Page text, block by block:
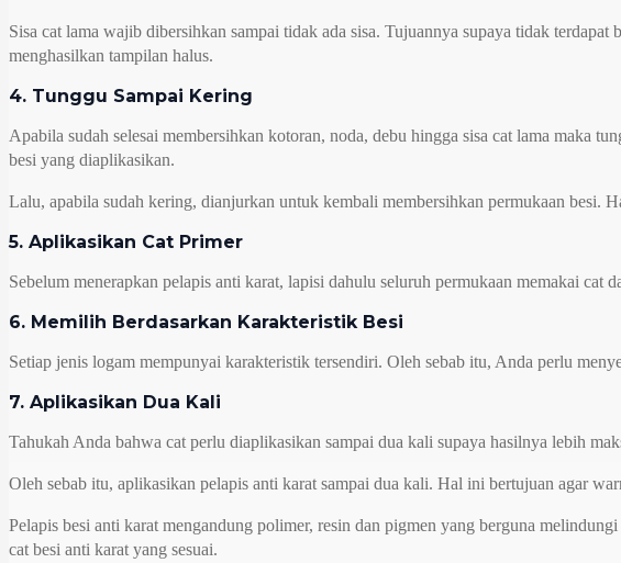
Sisa cat lama wajib dibersihkan sampai tidak ada sisa. Tujuannya supaya tidak
menghasilkan tampilan halus.
4. Tunggu Sampai Kering
Apabila sudah selesai membersihkan kotoran, noda, debu hingga sisa cat lama maka
besi yang diaplikasikan.
Lalu, apabila sudah kering, dianjurkan untuk kembali membersihkan permukaan besi.
5. Aplikasikan Cat Primer
Sebelum menerapkan pelapis anti karat, lapisi dahulu seluruh permukaan memakai
6. Memilih Berdasarkan Karakteristik Besi
Setiap jenis logam mempunyai karakteristik tersendiri. Oleh sebab itu, Anda perlu
7. Aplikasikan Dua Kali
Tahukah Anda bahwa cat perlu diaplikasikan sampai dua kali supaya hasilnya lebih
Oleh sebab itu, aplikasikan pelapis anti karat sampai dua kali. Hal ini bertujuan agar
Pelapis besi anti karat mengandung polimer, resin dan pigmen yang berguna
cat besi anti karat yang sesuai.